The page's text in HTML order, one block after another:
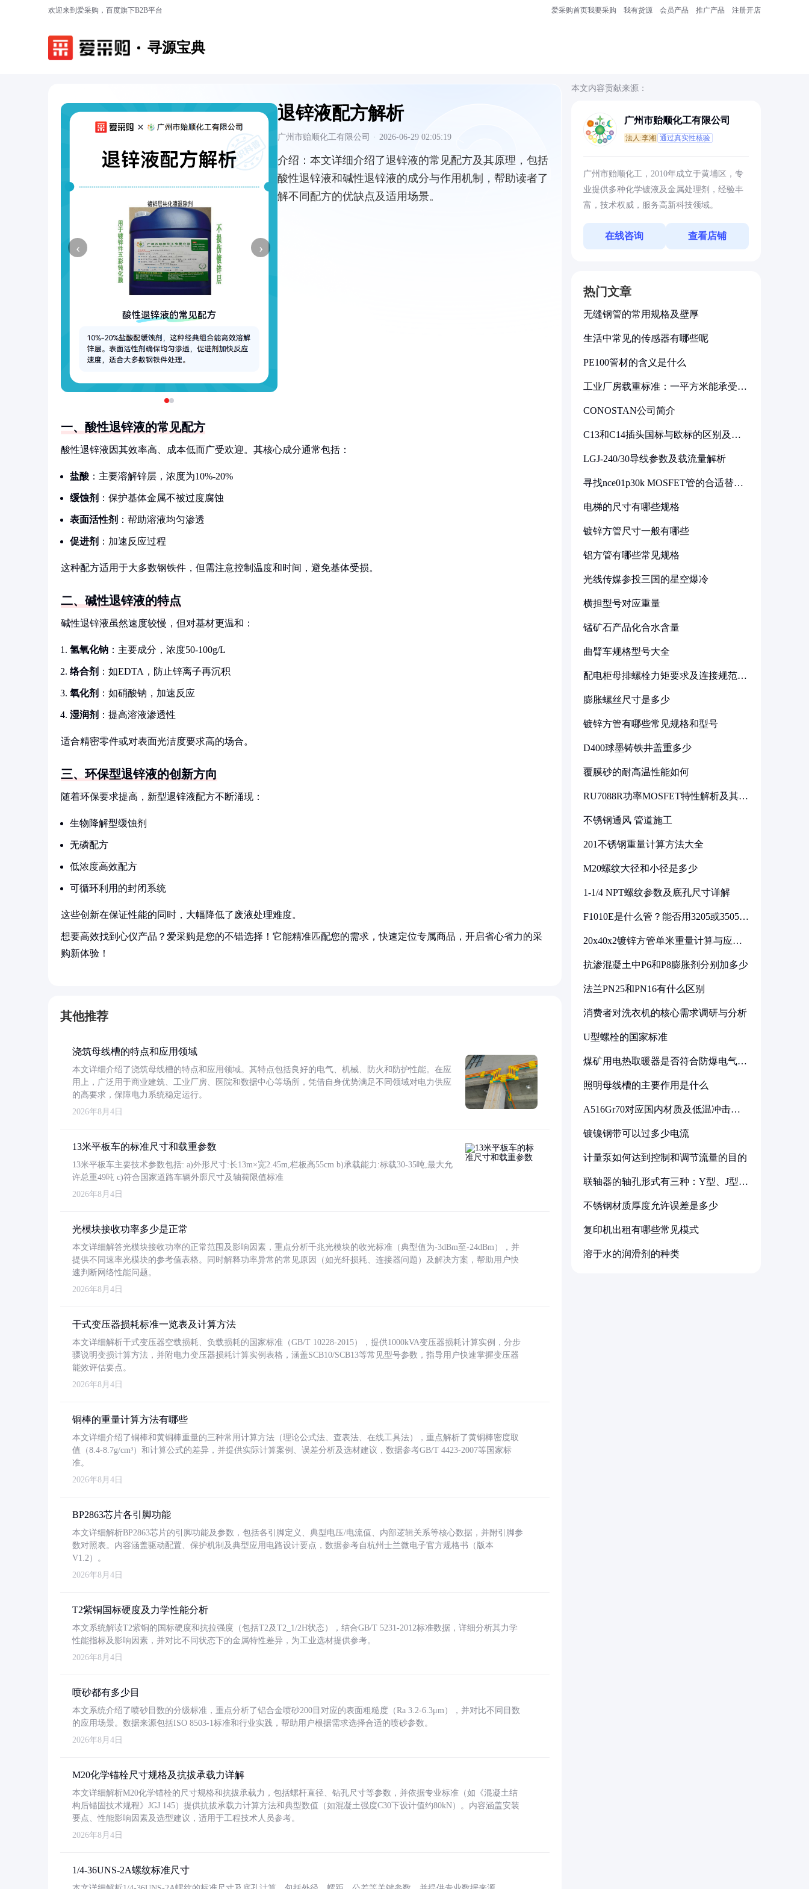
欢迎来到爱采购，百度旗下B2B平台 爱采购首页我要采购 我有货源 会员产品 推广产品 注册开店
寻源宝典
‹ ›
退锌液配方解析
广州市贻顺化工有限公司 · 2026-06-29 02:05:19
介绍： 本文详细介绍了退锌液的常见配方及其原理，包括
酸性退锌液和碱性退锌液的成分与作用机制，帮助读者了
解不同配方的优缺点及适用场景。
一、酸性退锌液的常见配方
酸性退锌液因其效率高、成本低而广受欢迎。其核心成分通常包括：
盐酸 ：主要溶解锌层，浓度为10%-20%
缓蚀剂 ：保护基体金属不被过度腐蚀
表面活性剂 ：帮助溶液均匀渗透
促进剂 ：加速反应过程
这种配方适用于大多数钢铁件，但需注意控制温度和时间，避免基体受损。
二、碱性退锌液的特点
碱性退锌液虽然速度较慢，但对基材更温和：
氢氧化钠 ：主要成分，浓度50-100g/L
络合剂 ：如EDTA，防止锌离子再沉积
氧化剂 ：如硝酸钠，加速反应
湿润剂 ：提高溶液渗透性
适合精密零件或对表面光洁度要求高的场合。
三、环保型退锌液的创新方向
随着环保要求提高，新型退锌液配方不断涌现：
生物降解型缓蚀剂
无磷配方
低浓度高效配方
可循环利用的封闭系统
这些创新在保证性能的同时，大幅降低了废液处理难度。
想要高效找到心仪产品？爱采购是您的不错选择！它能精准匹配您的需求，快速定位专属商品，开启省心省力的采
购新体验！
其他推荐
浇筑母线槽的特点和应用领域
本文详细介绍了浇筑母线槽的特点和应用领域。其特点包括良好的电气、机械、防火和防护性能。在应
用上，广泛用于商业建筑、工业厂房、医院和数据中心等场所，凭借自身优势满足不同领域对电力供应
的高要求，保障电力系统稳定运行。
2026年8月4日
13米平板车的标准尺寸和载重参数
13米平板车主要技术参数包括: a)外形尺寸:长13m×宽2.45m,栏板高55cm b)承载能力:标载30-35吨,最大允
许总重49吨 c)符合国家道路车辆外廓尺寸及轴荷限值标准
2026年8月4日
光模块接收功率多少是正常
本文详细解答光模块接收功率的正常范围及影响因素，重点分析千兆光模块的收光标准（典型值为-3dBm至-24dBm），并
提供不同速率光模块的参考值表格。同时解释功率异常的常见原因（如光纤损耗、连接器问题）及解决方案，帮助用户快
速判断网络性能问题。
2026年8月4日
干式变压器损耗标准一览表及计算方法
本文详细解析干式变压器空载损耗、负载损耗的国家标准（GB/T 10228-2015），提供1000kVA变压器损耗计算实例，分步
骤说明变损计算方法，并附电力变压器损耗计算实例表格，涵盖SCB10/SCB13等常见型号参数，指导用户快速掌握变压器
能效评估要点。
2026年8月4日
铜棒的重量计算方法有哪些
本文详细介绍了铜棒和黄铜棒重量的三种常用计算方法（理论公式法、查表法、在线工具法），重点解析了黄铜棒密度取
值（8.4-8.7g/cm³）和计算公式的差异，并提供实际计算案例、误差分析及选材建议，数据参考GB/T 4423-2007等国家标
准。
2026年8月4日
BP2863芯片各引脚功能
本文详细解析BP2863芯片的引脚功能及参数，包括各引脚定义、典型电压/电流值、内部逻辑关系等核心数据，并附引脚参
数对照表。内容涵盖驱动配置、保护机制及典型应用电路设计要点，数据参考自杭州士兰微电子官方规格书（版本
V1.2）。
2026年8月4日
T2紫铜国标硬度及力学性能分析
本文系统解读T2紫铜的国标硬度和抗拉强度（包括T2及T2_1/2H状态），结合GB/T 5231-2012标准数据，详细分析其力学
性能指标及影响因素，并对比不同状态下的金属特性差异，为工业选材提供参考。
2026年8月4日
喷砂都有多少目
本文系统介绍了喷砂目数的分级标准，重点分析了铝合金喷砂200目对应的表面粗糙度（Ra 3.2-6.3μm），并对比不同目数
的应用场景。数据来源包括ISO 8503-1标准和行业实践，帮助用户根据需求选择合适的喷砂参数。
2026年8月4日
M20化学锚栓尺寸规格及抗拔承载力详解
本文详细解析M20化学锚栓的尺寸规格和抗拔承载力，包括螺杆直径、钻孔尺寸等参数，并依据专业标准（如《混凝土结
构后锚固技术规程》JGJ 145）提供抗拔承载力计算方法和典型数值（如混凝土强度C30下设计值约80kN）。内容涵盖安装
要点、性能影响因素及选型建议，适用于工程技术人员参考。
2026年8月4日
1/4-36UNS-2A螺纹标准尺寸
本文内容贡献来源：
广州市贻顺化工有限公司
法人:李湘 通过真实性核验
广州市贻顺化工，2010年成立于黄埔区，专
业提供多种化学镀液及金属处理剂，经验丰
富，技术权威，服务高新科技领域。
在线咨询 查看店铺
热门文章
无缝钢管的常用规格及壁厚
生活中常见的传感器有哪些呢
PE100管材的含义是什么
工业厂房载重标准：一平方米能承受多
CONOSTAN公司简介
C13和C14插头国标与欧标的区别及其
LGJ-240/30导线参数及载流量解析
寻找nce01p30k MOSFET管的合适替代
电梯的尺寸有哪些规格
镀锌方管尺寸一般有哪些
铝方管有哪些常见规格
光线传媒参投三国的星空爆冷
横担型号对应重量
锰矿石产品化合水含量
曲臂车规格型号大全
配电柜母排螺栓力矩要求及连接规范详
膨胀螺丝尺寸是多少
镀锌方管有哪些常见规格和型号
D400球墨铸铁井盖重多少
覆膜砂的耐高温性能如何
RU7088R功率MOSFET特性解析及其在
不锈钢通风 管道施工
201不锈钢重量计算方法大全
M20螺纹大径和小径是多少
1-1/4 NPT螺纹参数及底孔尺寸详解
F1010E是什么管？能否用3205或3505代
20x40x2镀锌方管单米重量计算与应用
抗渗混凝土中P6和P8膨胀剂分别加多少
法兰PN25和PN16有什么区别
消费者对洗衣机的核心需求调研与分析
U型螺栓的国家标准
煤矿用电热取暖器是否符合防爆电气设
照明母线槽的主要作用是什么
A516Gr70对应国内材质及低温冲击要
镀镍钢带可以过多少电流
计量泵如何达到控制和调节流量的目的
联轴器的轴孔形式有三种：Y型、J型、
不锈钢材质厚度允许误差是多少
复印机出租有哪些常见模式
溶于水的润滑剂的种类